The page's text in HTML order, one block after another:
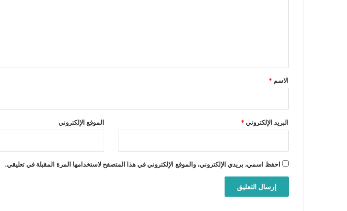
*
الاسم *
البريد الإلكتروني* الموقع الإلكتروني
احفظ اسمي، بريدي الإلكتروني، والموقع الإلكتروني في هذا المتصفح لاستخدامها المرة المقبلة في تعليقي.